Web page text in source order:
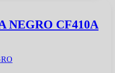
NEGRO CF410A